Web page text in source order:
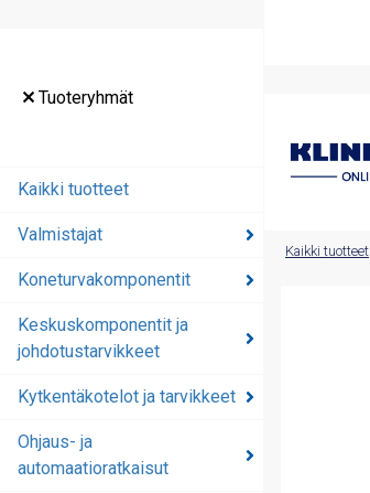
Tuoteryhmät
Kaikki tuotteet
Valmistajat
Koneturvakomponentit
Keskuskomponentit ja
johdotustarvikkeet
Kytkentäkotelot ja tarvikkeet
Ohjaus- ja
automaatioratkaisut
Kaikki tuotteet